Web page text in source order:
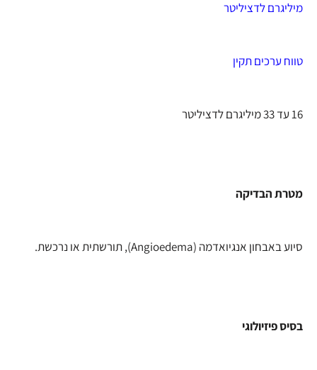
מיליגרם לדציליטר
טווח ערכים תקין
16 עד 33 מיליגרם לדציליטר
מטרת הבדיקה
סיוע באבחון אנגיואדמה (Angioedema), תורשתית או נרכשת.
בסיס פיזיולוגי